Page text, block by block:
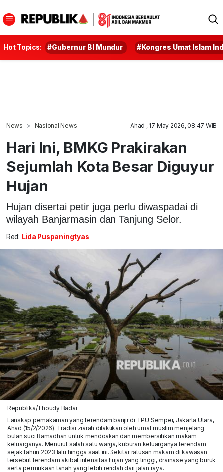
Hot Topics: #Gubernur BI Mundur #Kongres Umat Islam
News Nasional News Ahad , 17 May 2026, 08:47 WIB
Hari Ini, BMKG Prakirakan
Sejumlah Kota Besar Diguyur
Hujan
Hujan disertai petir juga perlu diwaspadai di
wilayah Banjarmasin dan Tanjung Selor.
Red: Lida Puspaningtyas
Republika/Thoudy Badai
Lanskap pemakaman yang terendam banjir di TPU Semper, Jakarta Utara,
Ahad (15/2/2026). Tradisi ziarah dilakukan oleh umat muslim menjelang
bulan suci Ramadhan untuk mendoakan dan membersihkan makam
keluarganya. Menurut salah satu warga, kuburan keluarganya terendam
sejak tahun 2023 lalu hingga saat ini. Sekitar ratusan makam di kawasan
tersebut terendam akibat intensitas hujan yang tinggi, drainase yang buruk
serta permukaan tanah yang lebih rendah dari jalan raya.